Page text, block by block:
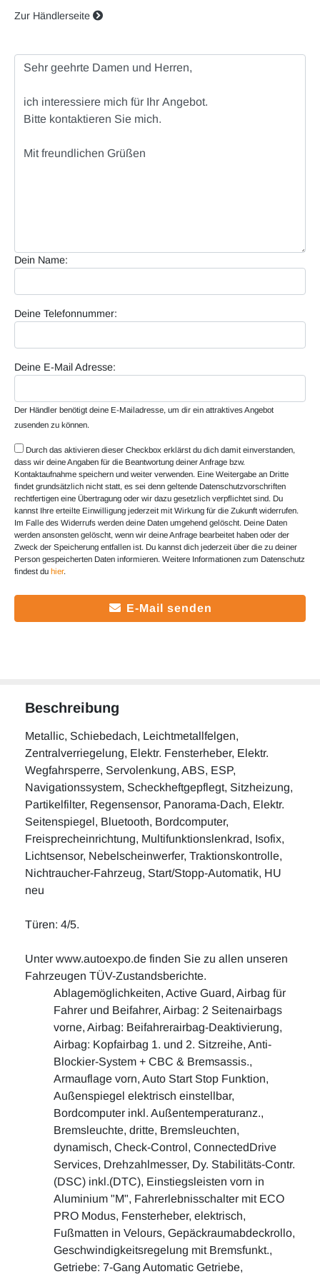
Zur Händlerseite
Dein Name:
Deine Telefonnummer:
Deine E-Mail Adresse:
Der Händler benötigt deine E-Mailadresse, um dir ein attraktives Angebot
zusenden zu können.
Durch das aktivieren dieser Checkbox erklärst du dich damit einverstanden,
dass wir deine Angaben für die Beantwortung deiner Anfrage bzw.
Kontaktaufnahme speichern und weiter verwenden. Eine Weitergabe an Dritte
findet grundsätzlich nicht statt, es sei denn geltende Datenschutzvorschriften
rechtfertigen eine Übertragung oder wir dazu gesetzlich verpflichtet sind. Du
kannst Ihre erteilte Einwilligung jederzeit mit Wirkung für die Zukunft widerrufen.
Im Falle des Widerrufs werden deine Daten umgehend gelöscht. Deine Daten
werden ansonsten gelöscht, wenn wir deine Anfrage bearbeitet haben oder der
Zweck der Speicherung entfallen ist. Du kannst dich jederzeit über die zu deiner
Person gespeicherten Daten informieren. Weitere Informationen zum Datenschutz
findest du hier.
E-Mail senden
Beschreibung
Metallic, Schiebedach, Leichtmetallfelgen,
Zentralverriegelung, Elektr. Fensterheber, Elektr.
Wegfahrsperre, Servolenkung, ABS, ESP,
Navigationssystem, Scheckheftgepflegt, Sitzheizung,
Partikelfilter, Regensensor, Panorama-Dach, Elektr.
Seitenspiegel, Bluetooth, Bordcomputer,
Freisprecheinrichtung, Multifunktionslenkrad, Isofix,
Lichtsensor, Nebelscheinwerfer, Traktionskontrolle,
Nichtraucher-Fahrzeug, Start/Stopp-Automatik, HU
neu
Türen: 4/5.
Unter www.autoexpo.de finden Sie zu allen unseren
Fahrzeugen TÜV-Zustandsberichte.
Ablagemöglichkeiten, Active Guard, Airbag für
Fahrer und Beifahrer, Airbag: 2 Seitenairbags
vorne, Airbag: Beifahrerairbag-Deaktivierung,
Airbag: Kopfairbag 1. und 2. Sitzreihe, Anti-
Blockier-System + CBC & Bremsassis.,
Armauflage vorn, Auto Start Stop Funktion,
Außenspiegel elektrisch einstellbar,
Bordcomputer inkl. Außentemperaturanz.,
Bremsleuchte, dritte, Bremsleuchten,
dynamisch, Check-Control, ConnectedDrive
Services, Drehzahlmesser, Dy. Stabilitäts-Contr.
(DSC) inkl.(DTC), Einstiegsleisten vorn in
Aluminium "M", Fahrerlebnisschalter mit ECO
PRO Modus, Fensterheber, elektrisch,
Fußmatten in Velours, Gepäckraumabdeckrollo,
Geschwindigkeitsregelung mit Bremsfunkt.,
Getriebe: 7-Gang Automatic Getriebe,